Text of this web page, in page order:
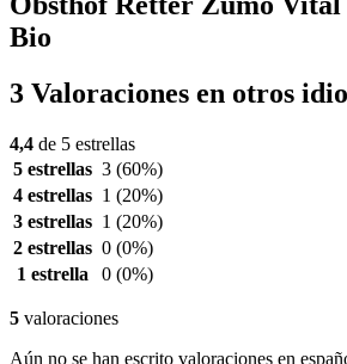
Bio
3 Valoraciones en otros
4,4 de 5 estrellas
5 estrellas 3 (60%)
4 estrellas 1 (20%)
3 estrellas 1 (20%)
2 estrellas 0 (0%)
1 estrella
0 (0%)
5 valoraciones
Aún no se han escrito valoraciones en